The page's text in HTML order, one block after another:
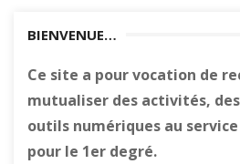
BIENVENUE…
Ce site a pour vocation de
mutualiser des activités,
outils numériques au
pour le 1er degré.